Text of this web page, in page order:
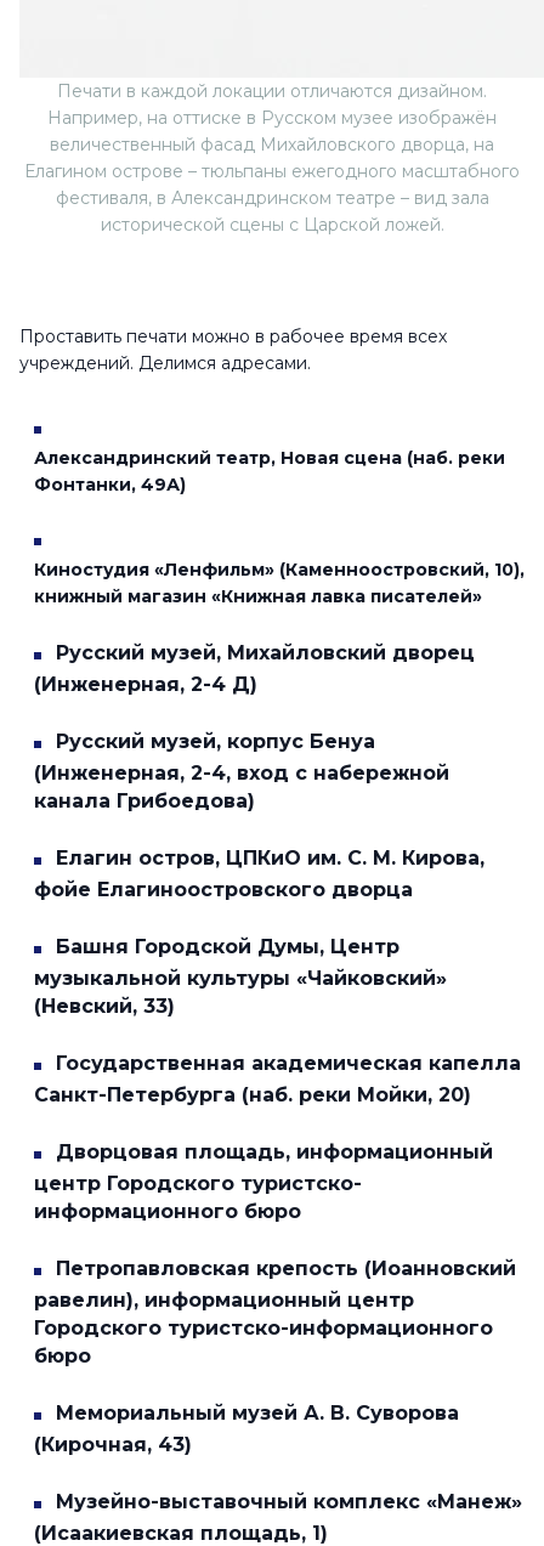
Печати в каждой локации отличаются дизайном.
Например, на оттиске в Русском музее изображён
величественный фасад Михайловского дворца, на
Елагином острове – тюльпаны ежегодного масштабного
фестиваля, в Александринском театре – вид зала
исторической сцены с Царской ложей.
Проставить печати можно в рабочее время всех
учреждений. Делимся адресами.
Александринский театр, Новая сцена (наб. реки
Фонтанки, 49А)
Киностудия «Ленфильм» (Каменноостровский, 10),
книжный магазин «Книжная лавка писателей»
Русский музей, Михайловский дворец
(Инженерная, 2-4 Д)
Русский музей, корпус Бенуа
(Инженерная, 2-4, вход с набережной
канала Грибоедова)
Елагин остров, ЦПКиО им. С. М. Кирова,
фойе Елагиноостровского дворца
Башня Городской Думы, Центр
музыкальной культуры «Чайковский»
(Невский, 33)
Государственная академическая капелла
Санкт-Петербурга (наб. реки Мойки, 20)
Дворцовая площадь, информационный
центр Городского туристско-
информационного бюро
Петропавловская крепость (Иоанновский
равелин), информационный центр
Городского туристско-информационного
бюро
Мемориальный музей А. В. Суворова
(Кирочная, 43)
Музейно-выставочный комплекс «Манеж»
(Исаакиевская площадь, 1)